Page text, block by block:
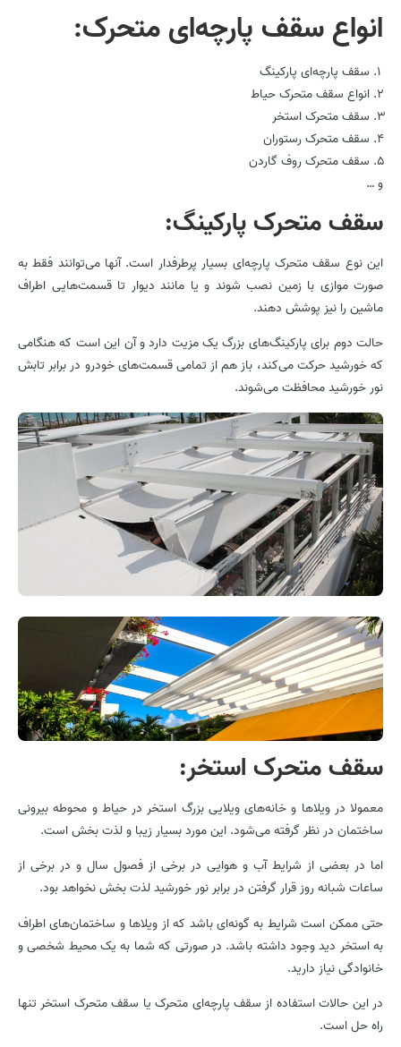
انواع سقف پارچه‌ای متحرک:
سقف پارچه‌ای پارکینگ
انواع سقف متحرک حیاط
سقف متحرک استخر
سقف متحرک رستوران
سقف متحرک روف گاردن
و …
سقف متحرک پارکینگ:
این نوع سقف متحرک پارچه‌ای بسیار پرطرفدار است. آنها می‌توانند فقط به
صورت موازی با زمین نصب شوند و یا مانند دیوار تا قسمت‌هایی اطراف
ماشین را نیز پوشش دهند.
حالت دوم برای پارکینگ‌های بزرگ یک مزیت دارد و آن این است که هنگامی
که خورشید حرکت می‌کند، باز هم از تمامی قسمت‌های خودرو در برابر تابش
نور خورشید محافظت می‌شوند.
سقف متحرک استخر:
معمولا در ویلاها و خانه‌های ویلایی بزرگ استخر در حیاط و محوطه بیرونی
ساختمان در نظر گرفته می‌شود. این مورد بسیار زیبا و لذت بخش است.
اما در بعضی از شرایط آب و هوایی در برخی از فصول سال و در برخی از
ساعات شبانه روز قرار گرفتن در برابر نور خورشید لذت بخش نخواهد بود.
حتی ممکن است شرایط به گونه‌ای باشد که از ویلاها و ساختمان‌های اطراف
به استخر دید وجود داشته باشد. در صورتی که شما به یک محیط شخصی و
خانوادگی نیاز دارید.
در این حالات استفاده از سقف پارچه‌ای متحرک یا سقف متحرک استخر تنها
راه حل است.